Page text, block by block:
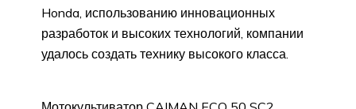
Honda, использованию инновационных
разработок и высоких технологий, компании
удалось создать технику высокого класса.